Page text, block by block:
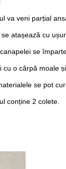
va veni parțial
se atașează cu
se
cu o cârpă moale
se pot
conține 2 colete.